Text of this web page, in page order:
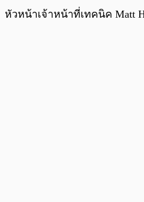
หัวหน้าเจ้าหน้าที่เทคนิค Matt